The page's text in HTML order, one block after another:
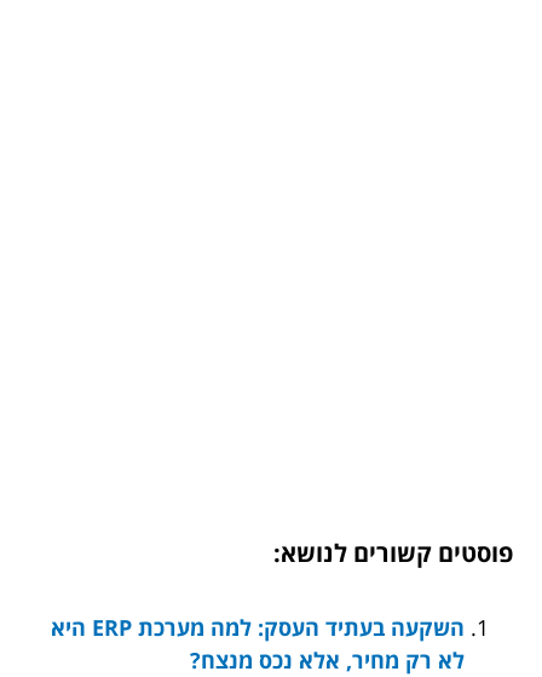
פוסטים קשורים לנושא:
השקעה בעתיד העסק: למה מערכת ERP היא
לא רק מחיר, אלא נכס מנצח?